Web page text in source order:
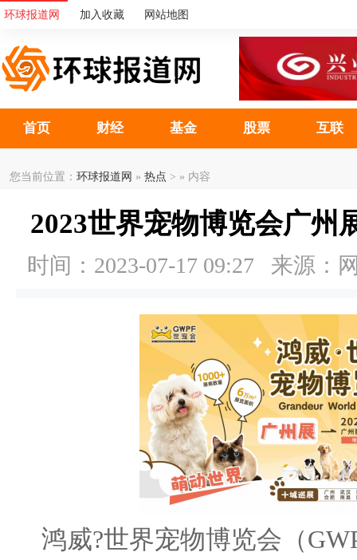
环球报道网 加入收藏 网站地图
首页 财经 基金 股票 互联
您当前位置： 环球报道网 » 热点 > » 内容
2023世界宠物博览会广州
时间：2023-07-17 09:27 来源
鸿威?世界宠物博览会（